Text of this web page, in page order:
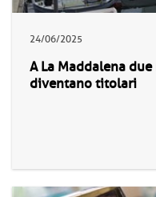
24/06/2025
A La Maddalena
diventano titolari